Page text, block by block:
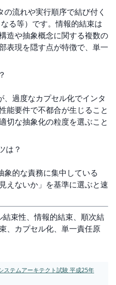
流れや実行順序で結び付く
る等）です。情報的結束は
造や抽象概念に関する複数の
表現を隠す点が特徴で、単一
、過度なカプセル化でインタ
能要件で不都合が生じること
切な抽象化の粒度を選ぶこと
は？
象的な責務に集中している
えないか」を基準に選ぶと速
束性、情報的結束、順次結
、カプセル化、単一責任原
ステムアーキテクト試験 平成25年